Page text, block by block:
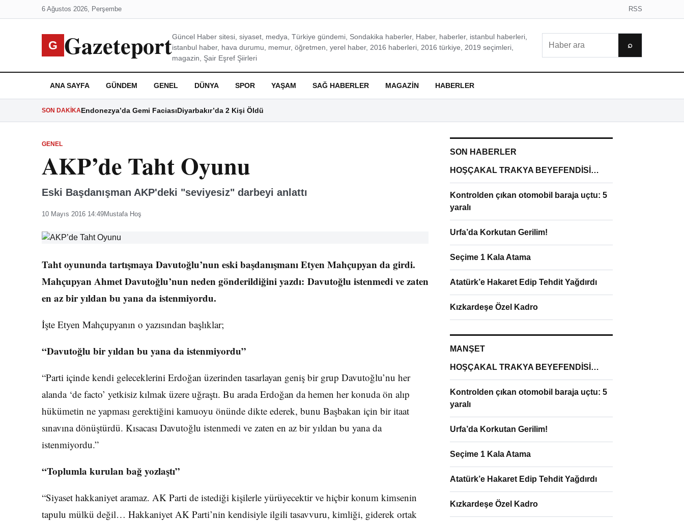
6 Ağustos 2026, Perşembe RSS
G GazeteportGüncel Haber sitesi, siyaset, medya, Türkiye gündemi, Sondakika haberler, Haber, haberler, istanbul haberleri,
istanbul haber, hava durumu, memur, öğretmen, yerel haber, 2016 haberleri, 2016 türkiye, 2019 seçimleri,
magazin, Şair Eşref Şiirleri
⌕
ANA SAYFA GÜNDEM GENEL DÜNYA SPOR YAŞAM SAĞ HABERLER MAGAZIN HABERLER
SON DAKIKAEndonezya’da Gemi FaciasıDiyarbakır’da 2 Kişi Öldü
GENEL
AKP’de Taht Oyunu
Eski Başdanışman AKP'deki "seviyesiz" darbeyi anlattı
10 Mayıs 2016 14:49Mustafa Hoş
Taht oyununda tartışmaya Davutoğlu’nun eski başdanışmanı Etyen Mahçupyan da girdi.
Mahçupyan Ahmet Davutoğlu’nun neden gönderildiğini yazdı: Davutoğlu istenmedi ve zaten
en az bir yıldan bu yana da istenmiyordu.
İşte Etyen Mahçupyanın o yazısından başlıklar;
“Davutoğlu bir yıldan bu yana da istenmiyordu”
“Parti içinde kendi geleceklerini Erdoğan üzerinden tasarlayan geniş bir grup Davutoğlu’nu her
alanda ‘de facto’ yetkisiz kılmak üzere uğraştı. Bu arada Erdoğan da hemen her konuda ön alıp
hükümetin ne yapması gerektiğini kamuoyu önünde dikte ederek, bunu Başbakan için bir itaat
sınavına dönüştürdü. Kısacası Davutoğlu istenmedi ve zaten en az bir yıldan bu yana da
istenmiyordu.”
“Toplumla kurulan bağ yozlaştı”
“Siyaset hakkaniyet aramaz. AK Parti de istediği kişilerle yürüyecektir ve hiçbir konum kimsenin
tapulu mülkü değil… Hakkaniyet AK Parti’nin kendisiyle ilgili tasavvuru, kimliği, giderek ortak
SON HABERLER
HOŞÇAKAL TRAKYA BEYEFENDİSİ…
Kontrolden çıkan otomobil baraja uçtu: 5
yaralı
Urfa’da Korkutan Gerilim!
Seçime 1 Kala Atama
Atatürk’e Hakaret Edip Tehdit Yağdırdı
Kızkardeşe Özel Kadro
MANŞET
HOŞÇAKAL TRAKYA BEYEFENDİSİ…
Kontrolden çıkan otomobil baraja uçtu: 5
yaralı
Urfa’da Korkutan Gerilim!
Seçime 1 Kala Atama
Atatürk’e Hakaret Edip Tehdit Yağdırdı
Kızkardeşe Özel Kadro